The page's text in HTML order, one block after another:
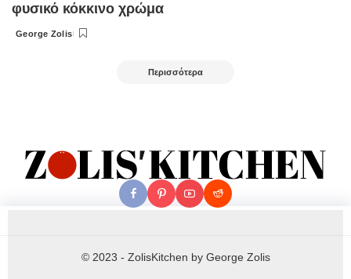
φυσικό κόκκινο χρώμα
Posted
George Zolis
Περισσότερα
© 2023 - ZolisKitchen by George Zolis